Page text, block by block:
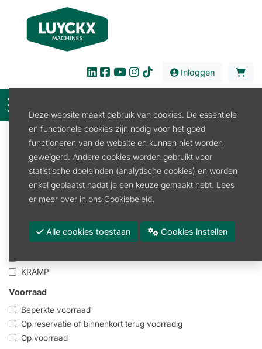
Inloggen
Filter
Onderdelen
Land en Tuinbouw
Topstang
Topstang
Promoties
Merk
KRAMP
Voorraad
Beperkte voorraad
Op reservatie of binnenkort terug voorradig
Op voorraad
Deze website maakt gebruik van cookies. De essentiële
en functionele cookies zijn nodig voor het goed
functioneren van de website en kunnen niet worden
geweigerd. Andere cookies worden gebruikt voor
statistische doeleinden (analytische cookies) en worden
enkel geplaatst nadat je een keuze gemaakt hebt. Lees
er meer over in ons Cookiebeleid.
Alle cookies toestaan Cookies instellen